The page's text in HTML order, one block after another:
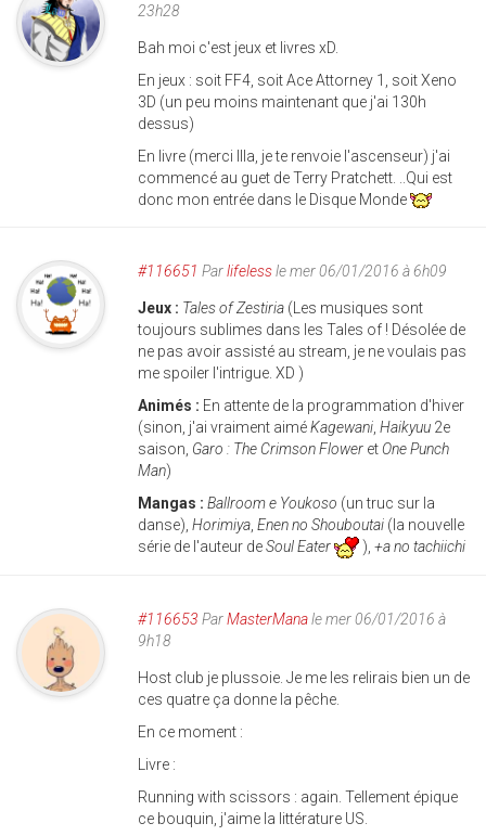
23h28
Bah moi c'est jeux et livres xD.
En jeux : soit FF4, soit Ace Attorney 1, soit Xeno
3D (un peu moins maintenant que j'ai 130h
dessus)
En livre (merci Illa, je te renvoie l'ascenseur) j'ai
commencé au guet de Terry Pratchett. ..Qui est
donc mon entrée dans le Disque Monde
#116651 Parlifelessle mer 06/01/2016 à 6h09
Jeux : Tales of Zestiria (Les musiques sont
toujours sublimes dans les Tales of ! Désolée de
ne pas avoir assisté au stream, je ne voulais pas
me spoiler l'intrigue. XD )
Animés : En attente de la programmation d'hiver
(sinon, j'ai vraiment aiméKagewani Haikyuu 2e
saison, Garo : The Crimson Flower etOne Punch
Man)
Mangas : Ballroom e Youkoso (un truc sur la
danse), Horimiya Enen no Shouboutai (la nouvelle
série de l'auteur deSoul Eater ), +a no tachiichi
#116653 ParMasterManale mer 06/01/2016 à
9h18
Host club je plussoie. Je me les relirais bien un de
ces quatre ça donne la pêche.
En ce moment :
Livre :
Running with scissors : again. Tellement épique
ce bouquin, j'aime la littérature US.